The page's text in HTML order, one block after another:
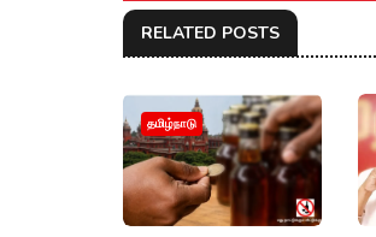
RELATED POSTS
தமிழ்நாடு